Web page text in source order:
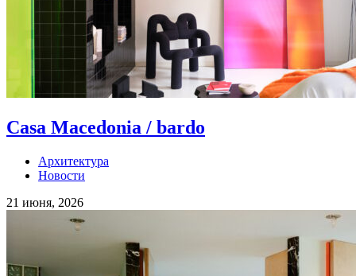
Casa Macedonia / bardo
Архитектура
Новости
21 июня, 2026